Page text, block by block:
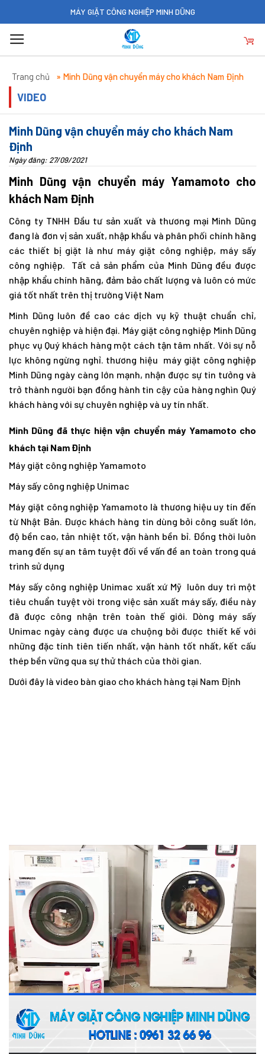
to
content
MÁY GIẶT CÔNG NGHIỆP MINH DŨNG
Trang chủ » Minh Dũng vận chuyển máy cho khách Nam Định
VIDEO
Minh Dũng vận chuyển máy cho khách Nam
Định
Ngày đăng: 27/09/2021
Minh Dũng vận chuyển máy Yamamoto cho
khách Nam Định
Công ty TNHH Đầu tư sản xuất và thương mại Minh Dũng
đang là đơn vị sản xuất, nhập khẩu và phân phối chính hãng
các thiết bị giặt là như máy giặt công nghiệp, máy sấy
công nghiệp. Tất cả sản phẩm của Minh Dũng đều được
nhập khẩu chính hãng, đảm bảo chất lượng và luôn có mức
giá tốt nhất trên thị trường Việt Nam
Minh Dũng luôn đề cao các dịch vụ kỹ thuật chuẩn chỉ,
chuyên nghiệp và hiện đại. Máy giặt công nghiệp Minh Dũng
phục vụ Quý khách hàng một cách tận tâm nhất. Với sự nỗ
lực không ngừng nghỉ. thương hiệu máy giặt công nghiệp
Minh Dũng ngày càng lớn mạnh, nhận được sự tin tưởng và
trở thành người bạn đồng hành tin cậy của hàng nghìn Quý
khách hàng với sự chuyên nghiệp và uy tín nhất.
Minh Dũng đã thực hiện vận chuyển máy Yamamoto cho
khách tại Nam Định
Máy giặt công nghiệp Yamamoto
Máy sấy công nghiệp Unimac
Máy giặt công nghiệp Yamamoto là thương hiệu uy tín đến
từ Nhật Bản. Được khách hàng tin dùng bởi công suất lớn,
độ bền cao, tản nhiệt tốt, vận hành bền bỉ. Đồng thời luôn
mang đến sự an tâm tuyệt đối về vấn đề an toàn trong quá
trình sử dụng
Máy sấy công nghiệp Unimac xuất xứ Mỹ luôn duy trì một
tiêu chuẩn tuyệt vời trong việc sản xuất máy sấy, điều này
đã được công nhận trên toàn thế giới. Dòng máy sấy
Unimac ngày càng được ưa chuộng bởi được thiết kế với
những đặc tính tiên tiến nhất, vận hành tốt nhất, kết cấu
thép bền vững qua sự thử thách của thời gian.
Dưới đây là video bàn giao cho khách hàng tại Nam Định